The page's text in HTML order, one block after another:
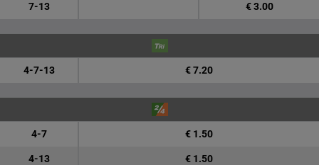
7-13 € 3.00
4-7-13 € 7.20
4-7 € 1.50
4-13 € 1.50